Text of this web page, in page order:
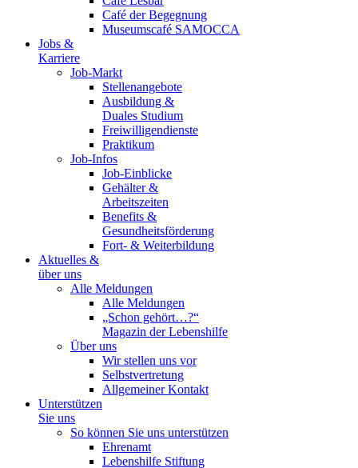
Café der Begegnung
Museumscafé SAMOCCA
Jobs &
Karriere
Job-Markt
Stellenangebote
Ausbildung &
Duales Studium
Freiwilligendienste
Praktikum
Job-Infos
Job-Einblicke
Gehälter &
Arbeitszeiten
Benefits &
Gesundheitsförderung
Fort- & Weiterbildung
Aktuelles &
über uns
Alle Meldungen
Alle Meldungen
„Schon gehört…?“
Magazin der Lebenshilfe
Über uns
Wir stellen uns vor
Selbstvertretung
Allgemeiner Kontakt
Unterstützen
Sie uns
So können Sie uns unterstützen
Ehrenamt
Lebenshilfe Stiftung